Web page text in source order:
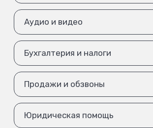
Аудио и видео
Бухгалтерия и налоги
Продажи и обзвоны
Юридическая помощь